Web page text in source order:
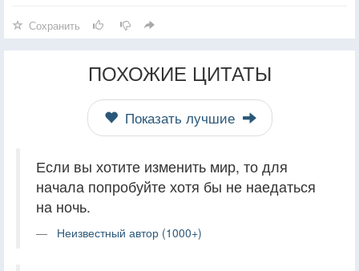
Сохранить
ПОХОЖИЕ ЦИТАТЫ
Показать лучшие
Если вы хотите изменить мир, то для
начала попробуйте хотя бы не наедаться
на ночь.
Неизвестный автор (1000+)